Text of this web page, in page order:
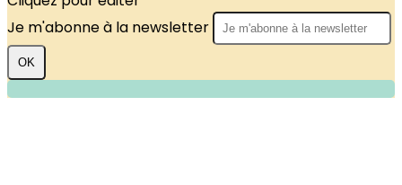
Je m'abonne à la newsletter
OK